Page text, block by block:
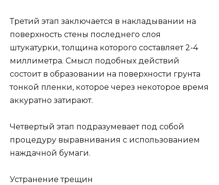
Третий этап заключается в накладывании на
поверхность стены последнего слоя
штукатурки, толщина которого составляет 2-4
миллиметра. Смысл подобных действий
состоит в образовании на поверхности грунта
тонкой пленки, которое через некоторое время
аккуратно затирают.
Четвертый этап подразумевает под собой
процедуру выравнивания с использованием
наждачной бумаги.
Устранение трещин